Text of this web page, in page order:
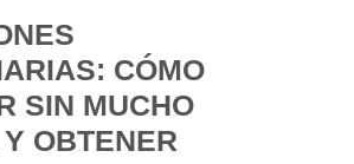
CÓMO
SIN MUCHO
OBTENER